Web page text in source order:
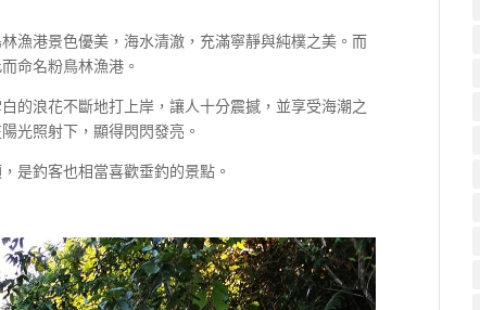
漁港景色優美，海水清澈，充滿寧靜與純樸之美。而
命名粉鳥林漁港。
的浪花不斷地打上岸，讓人十分震撼，並享受海潮之
光照射下，顯得閃閃發亮。
是釣客也相當喜歡垂釣的景點。